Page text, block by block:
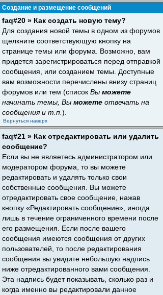
Создание и размещение сообщений
faq#20 » Как создать новую тему?
Для создания новой темы в одном из форумов
щелкните соответствующую кнопку на
странице темы или форума. Возможно, вам
придется зарегистрироваться перед отправкой
сообщения, или созданием темы. Доступные
вам возможности перечислены внизу страниц
форумов или тем (список Вы можете
начинать темы, Вы можете отвечать на
сообщения и т.п. ).
Вернуться наверх
faq#21 » Как отредактировать или удалить
сообщение?
Если вы не являетесь администратором или
модератором форума, то вы можете
редактировать и удалять только свои
собственные сообщения. Вы можете
отредактировать свое сообщение, нажав
кнопку «Редактировать сообщение», иногда
лишь в течение ограниченного времени после
его размещения. Если после вашего
сообщения имеются сообщения от других
пользователей, то после редактирования
сообщения вы увидите небольшую надпись
ниже отредактированного вами сообщения.
Эта надпись будет показывать, сколько раз и
когда именно вы редактировали данное